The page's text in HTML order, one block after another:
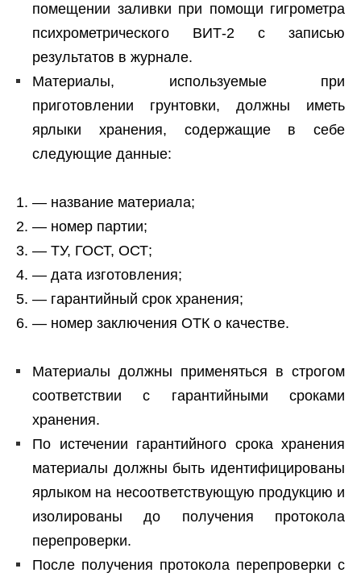
помещении заливки при помощи гигрометра
психрометрического ВИТ-2 с записью
результатов в журнале.
Материалы, используемые при
приготовлении грунтовки, должны иметь
ярлыки хранения, содержащие в себе
следующие данные:
— название материала;
— номер партии;
— ТУ, ГОСТ, ОСТ;
— дата изготовления;
— гарантийный срок хранения;
— номер заключения ОТК о качестве.
Материалы должны применяться в строгом
соответствии с гарантийными сроками
хранения.
По истечении гарантийного срока хранения
материалы должны быть идентифицированы
ярлыком на несоответствующую продукцию и
изолированы до получения протокола
перепроверки.
После получения протокола перепроверки с